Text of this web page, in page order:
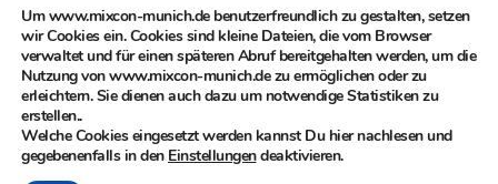
© MIXCON in Zusammenarbeit mit dem Kulturreferat der
Landeshauptstadt München, Kompetenzteam Kultur- und
Kreativwirtschaft
Um www.mixcon-munich.de benutzerfreundlich zu gestalten, setzen
wir Cookies ein. Cookies sind kleine Dateien, die vom Browser
verwaltet und für einen späteren Abruf bereitgehalten werden, um die
Nutzung von www.mixcon-munich.de zu ermöglichen oder zu
erleichtern. Sie dienen auch dazu um notwendige Statistiken zu
erstellen..
Welche Cookies eingesetzt werden kannst Du hier nachlesen und
gegebenenfalls in den Einstellungendeaktivieren.